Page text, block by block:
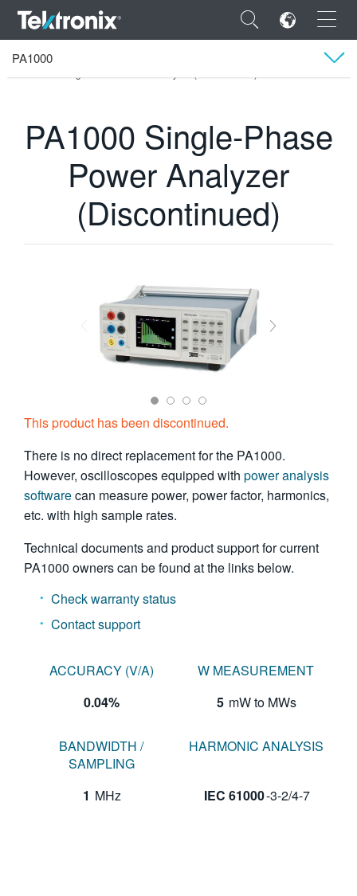
×
ENGLISH
FRANÇAIS
DEUTSCH
VIỆT NAM
Tektronix
PA1000 Single-Phase
Power Analyzer
(Discontinued)
This product has been discontinued.
There is no direct replacement for the PA1000.
However, oscilloscopes equipped with power analysis
softwarecan measure power, power factor, harmonics,
etc. with high sample rates.
Technical documents and product support for current
PA1000 owners can be found at the links below.
Check warranty status
Contact support
ACCURACY (V/A)
0.04%
W MEASUREMENT
5 mW to MWs
BANDWIDTH /
SAMPLING
1 MHz
HARMONIC ANALYSIS
IEC 61000-3-2/4-7
PA1000